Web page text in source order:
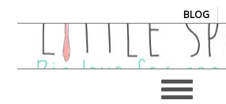
BLOG|